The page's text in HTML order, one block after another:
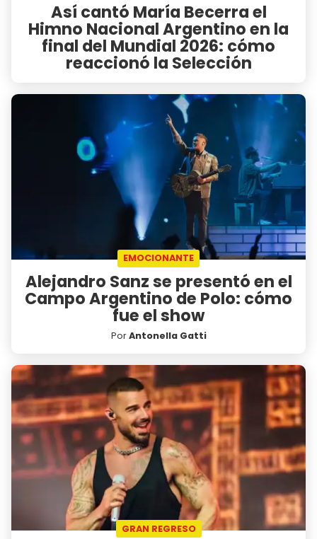
Así cantó María Becerra el
Himno Nacional Argentino en la
final del Mundial 2026: cómo
reaccionó la Selección
EMOCIONANTE
Alejandro Sanz se presentó en el
Campo Argentino de Polo: cómo
fue el show
PorAntonella Gatti
GRAN REGRESO